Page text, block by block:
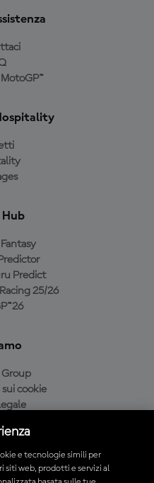
Hub
Predict
25/26
Group
cookie
acquisto
e tecnologie simili per
siti web, prodotti e servizi al